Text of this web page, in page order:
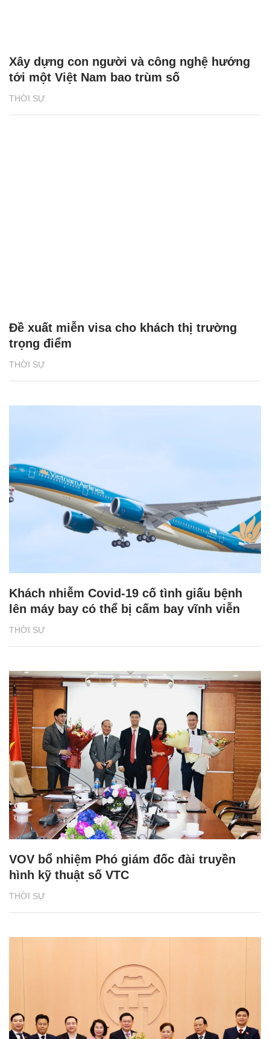
THỜI SỰ
Xây dựng con người và công nghệ hướng
tới một Việt Nam bao trùm số
THỜI SỰ
Đề xuất miễn visa cho khách thị trường
trọng điểm
THỜI SỰ
Khách nhiễm Covid-19 cố tình giấu bệnh
lên máy bay có thể bị cấm bay vĩnh viễn
THỜI SỰ
VOV bổ nhiệm Phó giám đốc đài truyền
hình kỹ thuật số VTC